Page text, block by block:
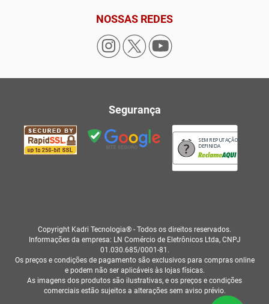
NOSSAS REDES
Segurança
SEM REPUTAÇÃO
DEFINIDA
Copyright Kadri Tecnologia® - Todos os direitos reservados.
Informações da empresa: LN Comércio de Eletrônicos Ltda, CNPJ
01.030.685/0001-81.
Os preços e condições de pagamento são exclusivos para compras online
e podem não ser aplicáveis às lojas físicas.
As imagens dos produtos são ilustrativas, e os preços e condições
comerciais estão sujeitos a alterações sem aviso prévio.